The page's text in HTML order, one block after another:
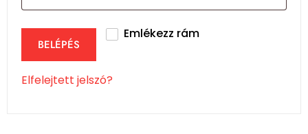
Emlékezz rám
BELÉPÉS
Elfelejtett jelszó?